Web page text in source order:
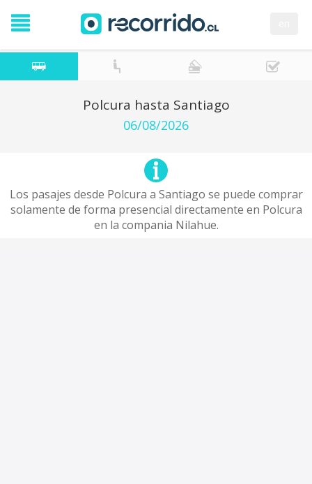
Polcura hasta Santiago
06/08/2026
Los pasajes desde Polcura a Santiago se puede comprar
solamente de forma presencial directamente en Polcura
en la compania Nilahue.